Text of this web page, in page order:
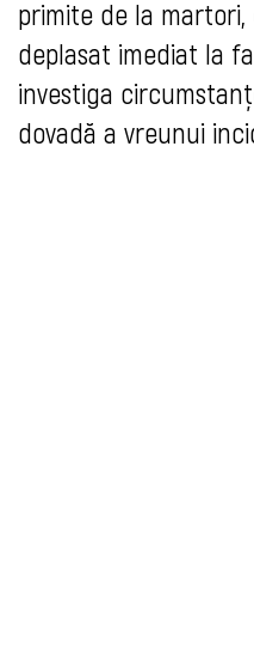
primite de la
deplasat imediat la
investiga
dovadă a vreunui